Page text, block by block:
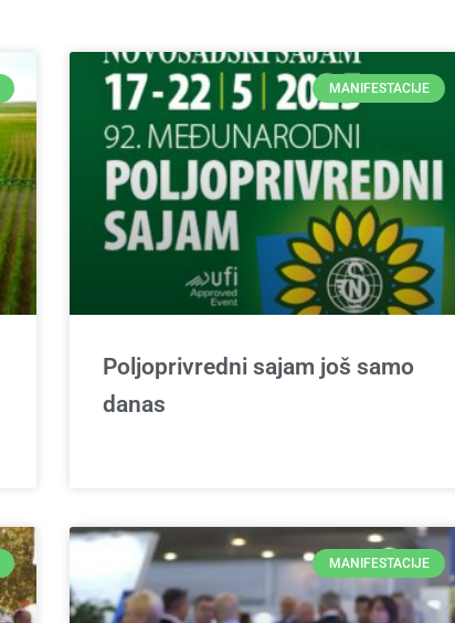
MANIFESTACIJE
Poljoprivredni sajam još samo
danas
MANIFESTACIJE